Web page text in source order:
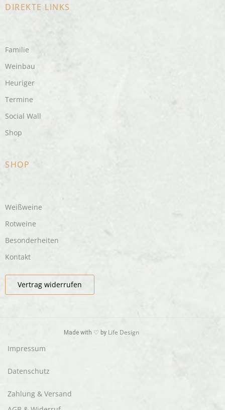
DIREKTE LINKS
Familie
Weinbau
Heuriger
Termine
Social Wall
Shop
SHOP
Weißweine
Rotweine
Besonderheiten
Kontakt
Vertrag widerrufen
Made with ♡ by Life Design
Impressum
Datenschutz
Zahlung & Versand